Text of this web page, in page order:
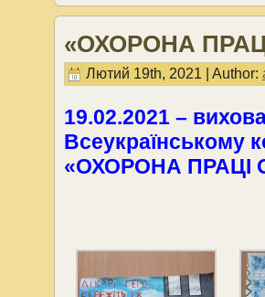
«ОХОРОНА
Лютий 19th, 2021 | Author:
19.02.2021 –
Всеукраїнському
«ОХОРОНА ПРАЦІ